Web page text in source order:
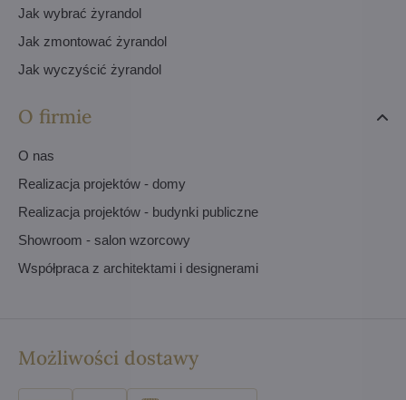
Jak wybrać żyrandol
Jak zmontować żyrandol
Jak wyczyścić żyrandol
O firmie
O nas
Realizacja projektów - domy
Realizacja projektów - budynki publiczne
Showroom - salon wzorcowy
Współpraca z architektami i designerami
Możliwości dostawy